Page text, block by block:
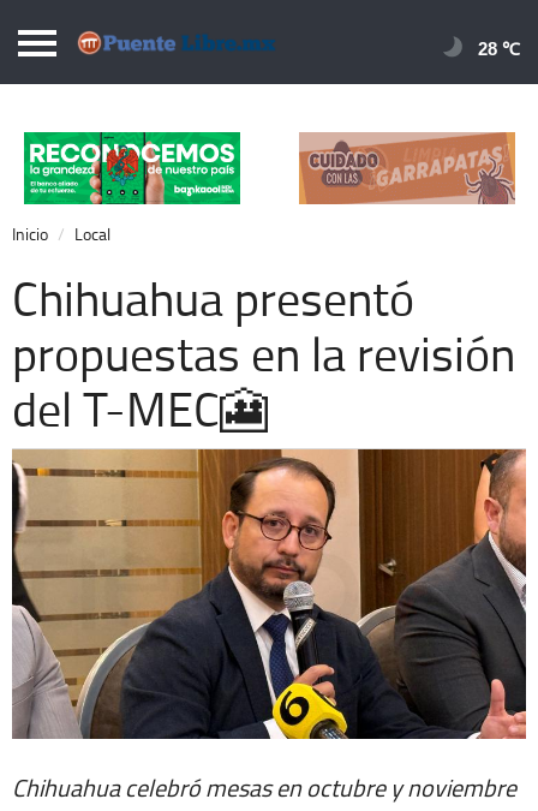
Puentelibre.mx
Local
Nacional
Opinión
Cronos
Economía
Espectáculos
Extra +
28 ℃
Inicio Local
Chihuahua presentó
propuestas en la revisión
del T-MEC🎦
Chihuahua celebró mesas en octubre y noviembre